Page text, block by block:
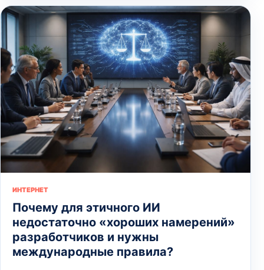
ИНТЕРНЕТ
Почему для этичного ИИ
недостаточно «хороших намерений»
разработчиков и нужны
международные правила?